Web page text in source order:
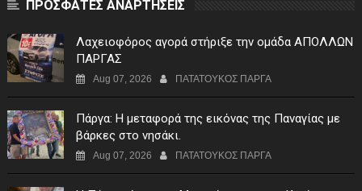
ΠΡΟΣΦΑΤΕΣ ΑΝΑΡΤΗΣΕΙΣ
Λαχειοφόρος αγορά στήριξε την ομάδα ΑΠΟΛΛΩΝ
ΠΑΡΓΑΣ
Aug 07, 2026 ΠΑΤΑΤΟΥΚΟΣ ΠΑΡΓΑ
Πάργα: Η μεταφορά της εικόνας της Παναγίας με
βάρκες στο νησάκι.
Aug 07, 2026 ΠΑΤΑΤΟΥΚΟΣ ΠΑΡΓΑ